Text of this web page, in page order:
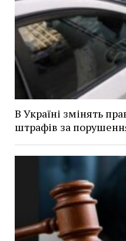
В Україні змінять
штрафів за